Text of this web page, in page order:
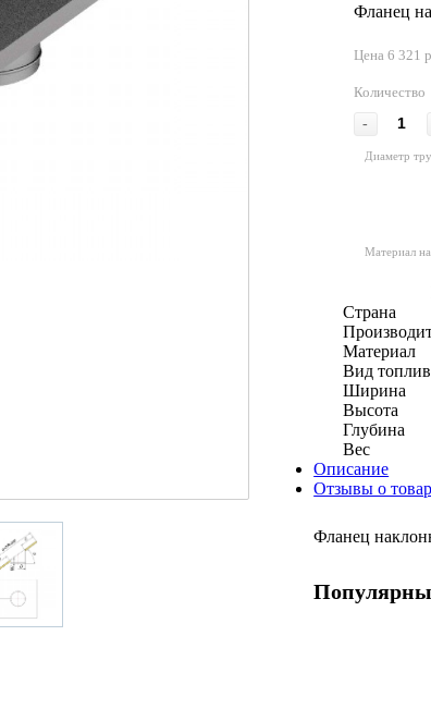
Фланец
Цена 6 321
Количество
-
Диаметр
Материал
Страна
Материал
Вид
Ширина
Высота
Глубина
Вес
Описание
Отзывы о
Фланец